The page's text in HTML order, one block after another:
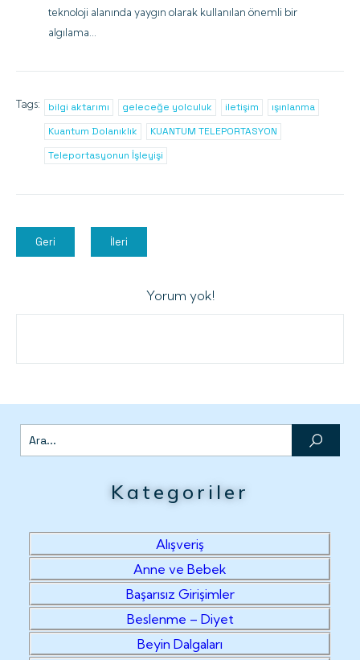
teknoloji alanında yaygın olarak kullanılan önemli bir
algılama...
Tags: bilgi aktarımı geleceğe yolculuk iletişim
ışınlanma
Kuantum Dolanıklık
KUANTUM TELEPORTASYON
Teleportasyonun İşleyişi
Geri İleri
Yorum yok!
Kategoriler
Alışveriş
Anne ve Bebek
Başarısız Girişimler
Beslenme – Diyet
Beyin Dalgaları